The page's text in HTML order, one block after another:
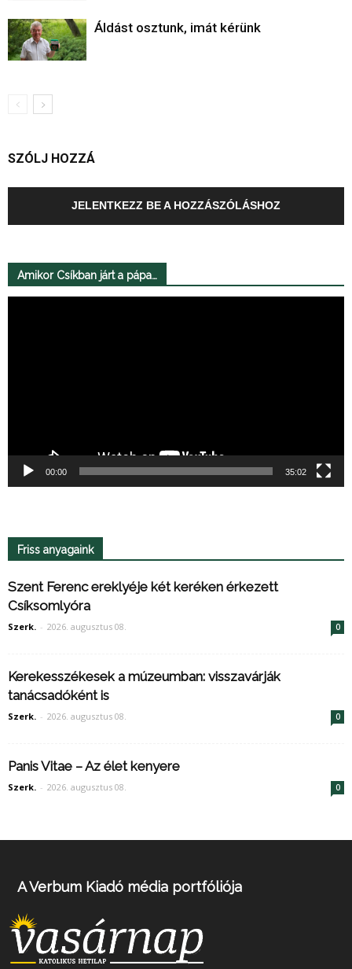
Áldást osztunk, imát kérünk
SZÓLJ HOZZÁ
JELENTKEZZ BE A HOZZÁSZÓLÁSHOZ
Amikor Csíkban járt a pápa…
00:00 35:02
Friss anyagaink
Szent Ferenc ereklyéje két keréken érkezett
Csíksomlyóra
Szerk. - 2026. augusztus 08. 0
Kerekesszékesek a múzeumban: visszavárják
tanácsadóként is
Szerk. - 2026. augusztus 08. 0
Panis Vitae – Az élet kenyere
Szerk. - 2026. augusztus 08. 0
A Verbum Kiadó média portfóliója